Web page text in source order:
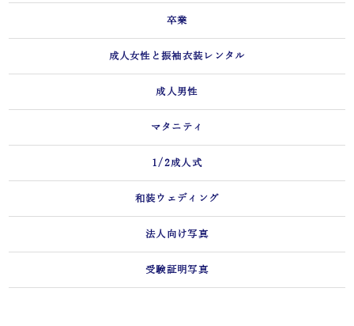
卒業
成人女性と振袖衣装レンタル
成人男性
マタニティ
1/2成人式
和装ウェディング
法人向け写真
受験証明写真